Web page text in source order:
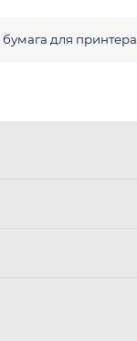
для принтера